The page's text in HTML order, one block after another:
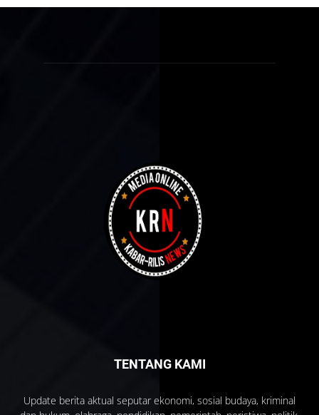
TENTANG KAMI
Update berita aktual seputar ekonomi, sosial budaya, kriminal